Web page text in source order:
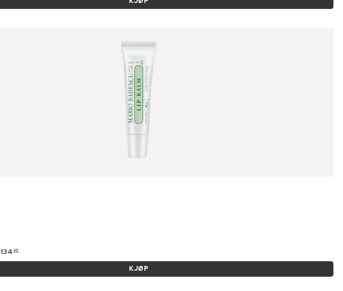
134 95
KJØP